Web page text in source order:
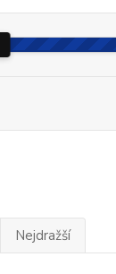
Nejdražší